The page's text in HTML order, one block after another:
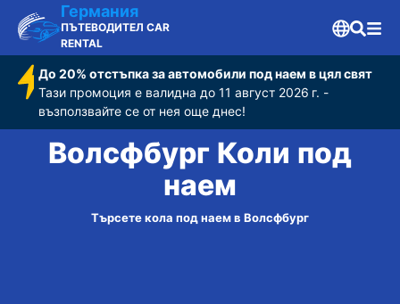
Германия
ПЪТЕВОДИТЕЛ CAR
RENTAL
До 20% отстъпка за автомобили под наем в цял свят
Тази промоция е валидна до 11 август 2026 г. -
възползвайте се от нея още днес!
Волсфбург Коли под
наем
Търсете кола под наем в Волсфбург